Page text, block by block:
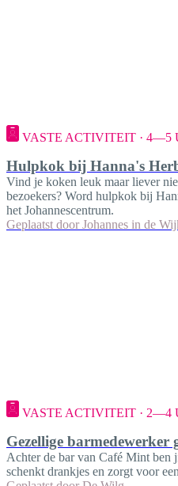
VASTE ACTIVITEIT · 4—5
Hulpkok bij Hanna's
Vind je koken leuk maar liever
bezoekers? Word hulpkok bij
het Johannescentrum.
Geplaatst door Johannes in de
VASTE ACTIVITEIT · 2—4
Gezellige barmedewerker
Achter de bar van Café Mint ben
schenkt drankjes en zorgt voor